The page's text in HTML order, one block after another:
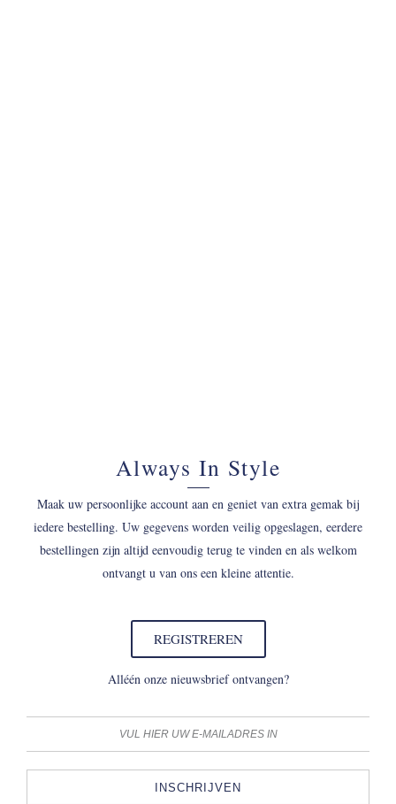
Always In Style
Maak uw persoonlijke account aan en geniet van extra gemak bij
iedere bestelling. Uw gegevens worden veilig opgeslagen, eerdere
bestellingen zijn altijd eenvoudig terug te vinden en als welkom
ontvangt u van ons een kleine attentie.
REGISTREREN
Alléén onze nieuwsbrief ontvangen?
INSCHRIJVEN